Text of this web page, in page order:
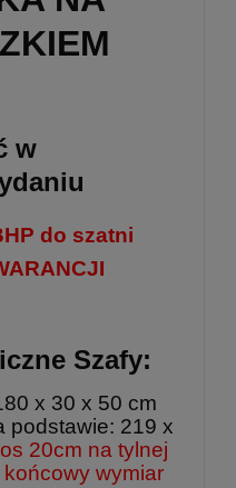
w
do szatni
Szafy:
x 30 x 50 cm
podstawie: 219 x
20cm na tylnej
wymiar